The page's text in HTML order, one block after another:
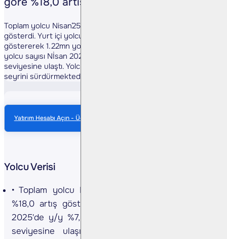
Toplam yolcu Nisan´25´te bir önceki yıla göre %18,0 artış
gösterdi. Yurt içi yolcu sayısı Nisan 2025´de y/y %7,5 artış
göstererek 1.22mn yolcu seviyesine ulaşırken, uluslararası
yolcu sayısı Nİsan 2025´te y/y %24.7 artarak 2,23mn yolcu
seviyesine ulaştı. Yolcu sayısındaki artış trendi kuvvetli
seyrini sürdürmektedir.
Yatırım Hesabı Açın - Ücretsiz Anlık Veri
Yolcu Verisi
Toplam yolcu Nisan'25'te bir önceki yıla göre
%18,0 artış gösterdi. Yurt içi yolcu sayısı Nisan
2025'de y/y %7,5 artış göstererek 1.22mn yolcu
seviyesine ulaşırken, uluslararası yolcu sayısı